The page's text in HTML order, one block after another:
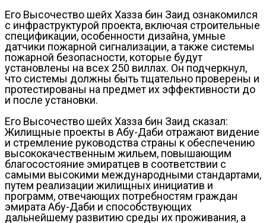
Его Высочество шейх Хазза бин Заид ознакомился
с инфраструктурой проекта, включая строительные
спецификации, особенности дизайна, умные
датчики пожарной сигнализации, а также системы
пожарной безопасности, которые будут
установлены на всех 250 виллах. Он подчеркнул,
что системы должны быть тщательно проверены и
протестированы на предмет их эффективности до
и после установки.
Его Высочество шейх Хазза бин Заид сказал:
Жилищные проекты в Абу-Даби отражают видение
и стремление руководства страны к обеспечению
высококачественным жильем, повышающим
благосостояние эмиратцев в соответствии с
самыми высокими международными стандартами,
путем реализации жилищных инициатив и
программ, отвечающих потребностям граждан
эмирата Абу-Даби и способствующих
дальнейшему развитию среды их проживания, а